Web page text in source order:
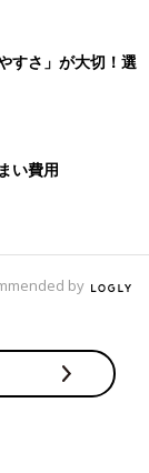
すさ」が大切！選
い費用
by